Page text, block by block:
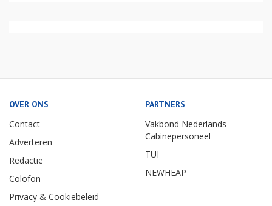
OVER ONS
Contact
Adverteren
Redactie
Colofon
Privacy & Cookiebeleid
PARTNERS
Vakbond Nederlands
Cabinepersoneel
TUI
NEWHEAP